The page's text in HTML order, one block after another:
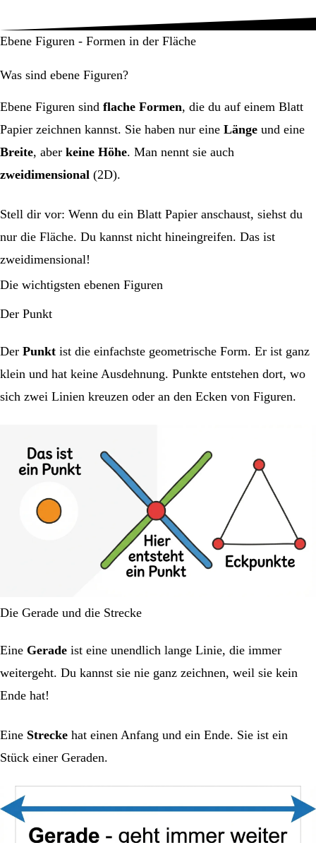
Ebene Figuren - Formen in der Fläche
Was sind ebene Figuren?
Ebene Figuren sind flache Formen, die du auf einem Blatt
Papier zeichnen kannst. Sie haben nur eine Länge und eine
Breite, aber keine Höhe. Man nennt sie auch
zweidimensional (2D).
Stell dir vor: Wenn du ein Blatt Papier anschaust, siehst du
nur die Fläche. Du kannst nicht hineingreifen. Das ist
zweidimensional!
Die wichtigsten ebenen Figuren
Der Punkt
Der Punkt ist die einfachste geometrische Form. Er ist ganz
klein und hat keine Ausdehnung. Punkte entstehen dort, wo
sich zwei Linien kreuzen oder an den Ecken von Figuren.
Die Gerade und die Strecke
Eine Gerade ist eine unendlich lange Linie, die immer
weitergeht. Du kannst sie nie ganz zeichnen, weil sie kein
Ende hat!
Eine Strecke hat einen Anfang und ein Ende. Sie ist ein
Stück einer Geraden.